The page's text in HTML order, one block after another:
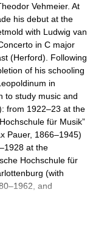
Vehmeier. At
his debut at the
with Ludwig van
in C major
(Herford). Following
of his schooling
in
to study music and
from 1922–23 at the
für Musik”
Pauer, 1866–1945)
at the
Hochschule für
(with
and